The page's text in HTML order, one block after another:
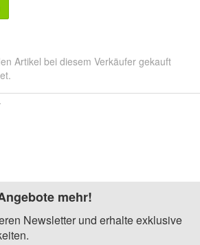
Artikel bei diesem Verkäufer gekauft
mehr!
Newsletter und erhalte exklusive